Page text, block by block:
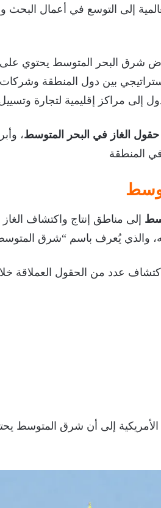
إلى التوسع في أعمال
شرق البحر المتوسط يحتوي على
بين دول المنطقة وشركات
مراكز إقليمية لتجارة وتسييل
حقول الغاز في البحر المتوسط،
إلى مناطق إنتاج واكتشاف
والذي يُعرف باسم “شرق
عدد من الحقول العملاقة
إلى أن شرق المتوسط